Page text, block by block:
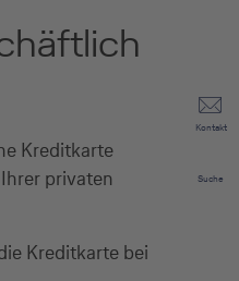
Kontakt
Suche
Kreditkarte
privaten
Kreditkarte bei